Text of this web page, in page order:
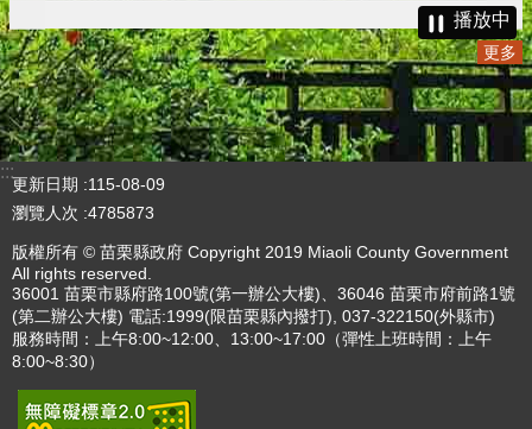
播放中
更多
:::
更新日期
115-08-09
瀏覽人次 4785873
版權所有 © 苗栗縣政府 Copyright 2019 Miaoli County Government
All rights reserved.
36001 苗栗市縣府路100號(第一辦公大樓)、36046 苗栗市府前路1號
(第二辦公大樓) 電話:1999(限苗栗縣內撥打), 037-322150(外縣市)
服務時間：上午8:00~12:00、13:00~17:00（彈性上班時間：上午
8:00~8:30）